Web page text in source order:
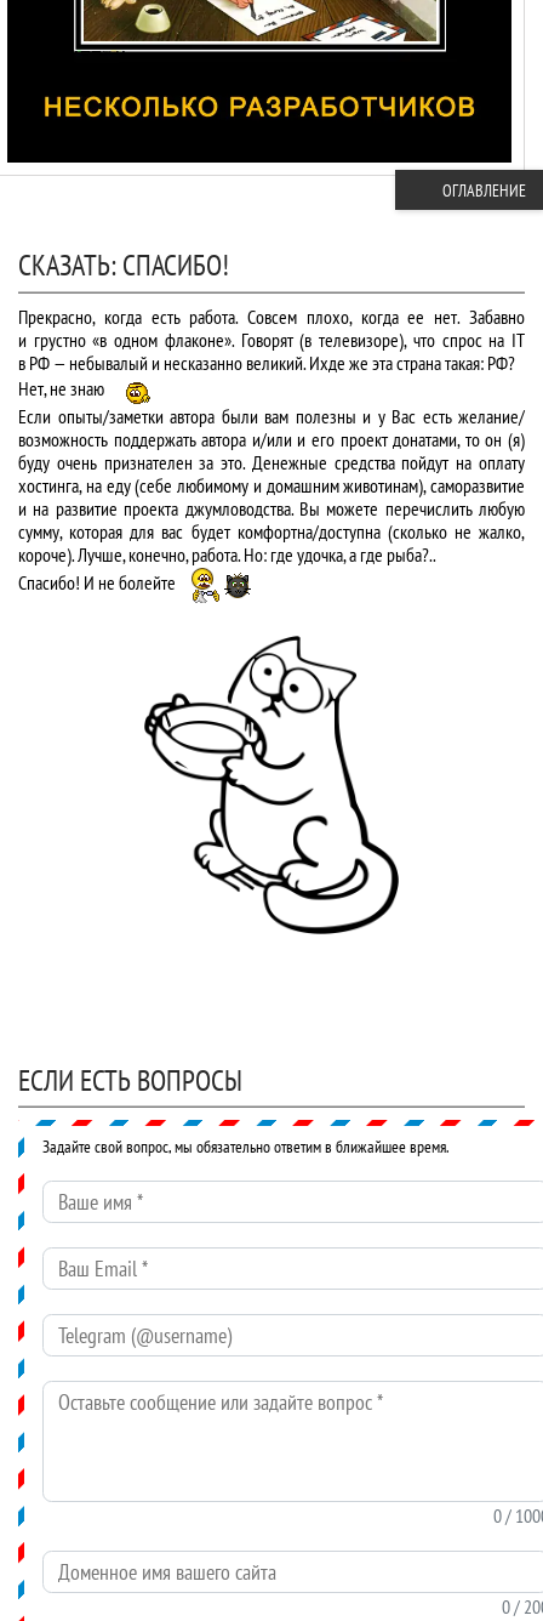
СКАЗАТЬ: СПАСИБО!
Прекрасно, когда есть работа. Совсем плохо, когда ее нет. Забавно
и грустно «в одном флаконе». Говорят (в телевизоре), что спрос на IT
в РФ — небывалый и несказанно великий. Ихде же эта страна такая: РФ?
Нет, не знаю
Если опыты/заметки автора были вам полезны и у Вас есть желание/
возможность поддержать автора и/или и его проект донатами, то он (я)
буду очень признателен за это. Денежные средства пойдут на оплату
хостинга, на еду (себе любимому и домашним животинам), саморазвитие
и на развитие проекта джумловодства. Вы можете перечислить любую
сумму, которая для вас будет комфортна/доступна (сколько не жалко,
короче). Лучше, конечно, работа. Но: где удочка, а где рыба?..
Спасибо! И не болейте
ЕСЛИ ЕСТЬ ВОПРОСЫ
Задайте свой вопрос, мы обязательно ответим в ближайшее время.
Ваше имя *
Ваш Email*
Telegram (@username)
Оставьте сообщение или задайте вопрос *
0/
Доменное имя вашего сайта
0/
ОГЛАВЛЕНИЕ